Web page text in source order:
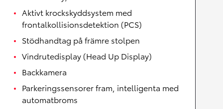
Aktivt krockskyddsystem med
frontalkollisionsdetektion (PCS)
Stödhandtag på främre stolpen
Vindrutedisplay (Head Up Display)
Backkamera
Parkeringssensorer fram, intelligenta med
automatbroms